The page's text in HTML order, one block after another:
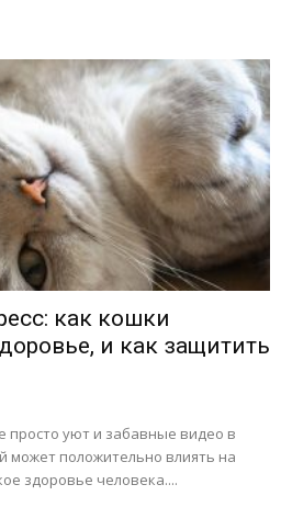
как кошки
и как защитить
уют и забавные видео в
может положительно влиять на
здоровье человека....